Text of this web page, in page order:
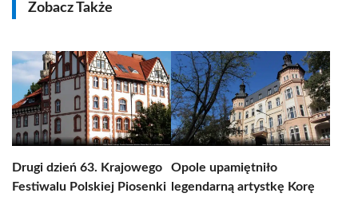
Zobacz Także
Drugi dzień 63. Krajowego
Festiwalu Polskiej Piosenki
Opole upamiętniło
legendarną artystkę Korę